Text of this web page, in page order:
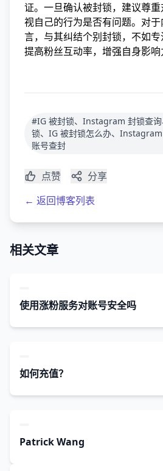
证。一旦确认被封锁，建议尊
视自己的行为是否有问题。对
言，与其纠结个别封锁，不如专
提高粉丝互动率，增强自身影响
#IG 被封锁、Instagram 封锁查
锁、IG 被封锁怎么办、
账号查封
点赞
分享
← 返回博客列表
相关文章
使用涨粉服务对账号安全吗
如何充值？
Patrick Wang